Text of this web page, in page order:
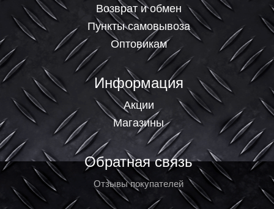
Возврат и обмен
Пункты самовывоза
Оптовикам
Информация
Акции
Магазины
Обратная связь
Отзывы покупателей